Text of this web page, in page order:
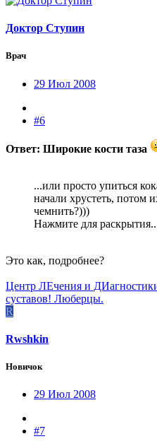
Доктор Ступин
Врач
29 Июл 2008
#6
Ответ: Широкие кости таза
...или просто упиться
начали хрустеть, потом
чемнить?)))
Нажмите для
Это как, подробнее?
Центр ЛЕчения и
суставов! Люберцы.
R
Rwshkin
Новичок
29 Июл 2008
#7